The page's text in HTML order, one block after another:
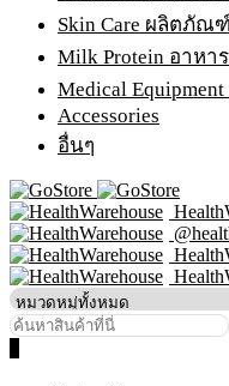
Skin Care ผลิตภัณ
Milk Protein อาหา
Medical
Accessories
อื่นๆ